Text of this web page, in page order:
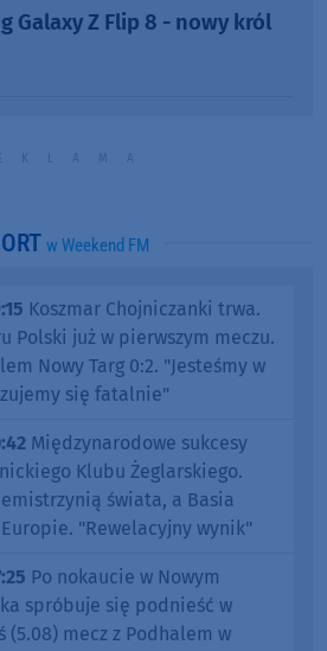
Galaxy Z Flip 8 - nowy król
w Weekend FM
Koszmar Chojniczanki trwa.
Polski już w pierwszym meczu.
Nowy Targ 0:2. "Jesteśmy w
się fatalnie"
Międzynarodowe sukcesy
Klubu Żeglarskiego.
świata, a Basia
"Rewelacyjny wynik"
Po nokaucie w Nowym
spróbuje się podnieść w
(5.08) mecz z Podhalem w